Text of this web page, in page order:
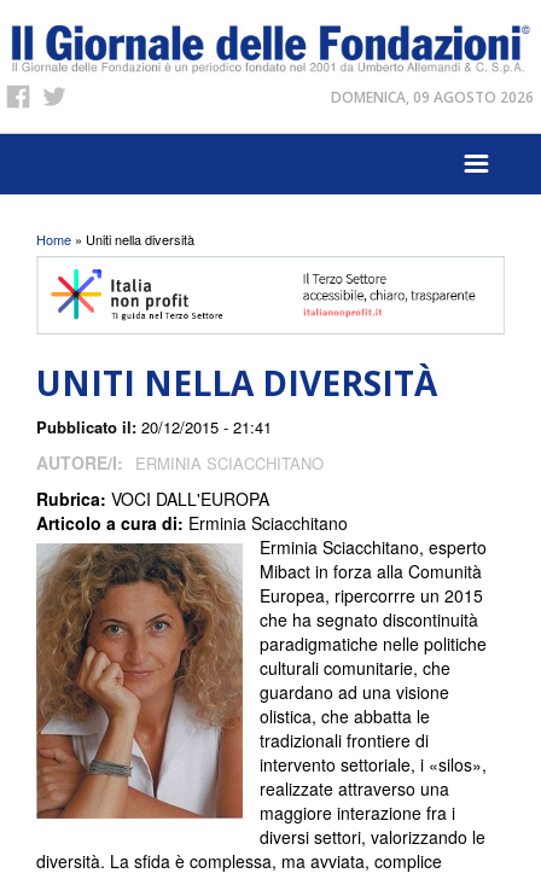
DOMENICA, 09 AGOSTO 2026
Tu sei qui
Home » Uniti nella diversità
UNITI NELLA DIVERSITÀ
Pubblicato il: 20/12/2015 - 21:41
AUTORE/I: ERMINIA SCIACCHITANO
Rubrica: VOCI DALL'EUROPA
Articolo a cura di: Erminia Sciacchitano
Erminia Sciacchitano, esperto
Mibact in forza alla Comunità
Europea, ripercorrre un 2015
che ha segnato discontinuità
paradigmatiche nelle politiche
culturali comunitarie, che
guardano ad una visione
olistica, che abbatta le
tradizionali frontiere di
intervento settoriale, i «silos»,
realizzate attraverso una
maggiore interazione fra i
diversi settori, valorizzando le
diversità. La sfida è complessa, ma avviata, complice